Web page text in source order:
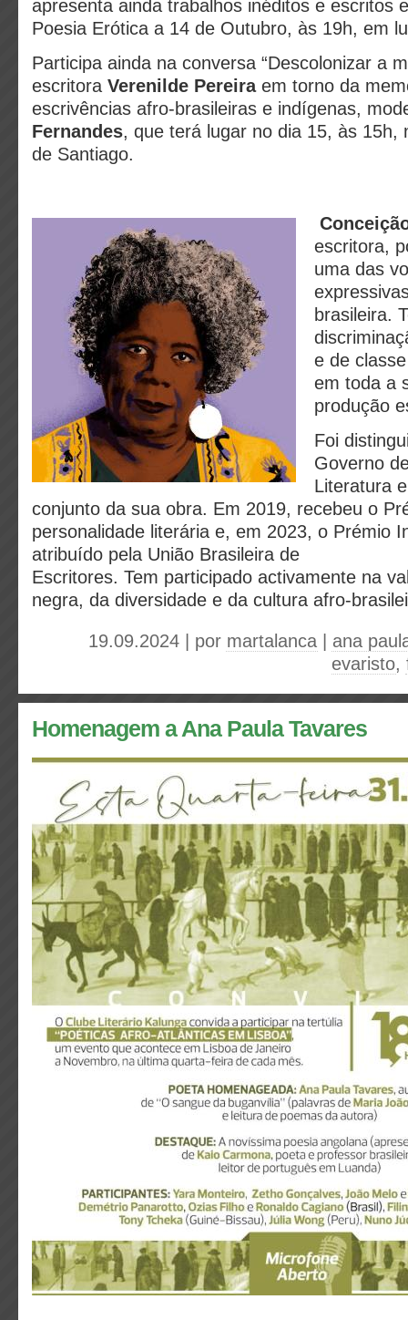
apresenta ainda trabalhos inéditos e escritos
Poesia Erótica a 14 de Outubro, às 19h, em
Participa ainda na conversa “Descolonizar a
escritora Verenilde Pereira em torno da
escrivências afro-brasileiras e indígenas,
Fernandes, que terá lugar no dia 15, às 15h,
de Santiago.
escritora,
uma das
brasileira.
e de
em toda a
produção
Foi
Governo
Literatura
conjunto da sua obra. Em 2019, recebeu o
personalidade literária e, em 2023, o Prémio
atribuído pela União Brasileira de
Escritores. Tem participado activamente na
negra, da diversidade e da cultura afro-
19.09.2024 | por martalanca
ana
evaristo,
Homenagem a Ana Paula Tavares